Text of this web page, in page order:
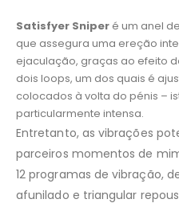
Satisfyer Sniper é um anel
que assegura uma ereção
ejaculação, graças ao efeito
dois loops, um dos quais é
colocados à volta do pénis –
particularmente intensa.
Entretanto, as vibrações
parceiros momentos de
12 programas de vibração,
afunilado e triangular